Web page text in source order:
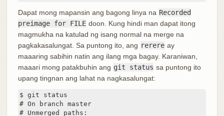
Dapat mong mapansin ang bagong linya na Recorded
preimage for FILE doon. Kung hindi man dapat itong
magmukha na katulad ng isang normal na merge na
pagkakasalungat. Sa puntong ito, ang rerere ay
maaaring sabihin natin ang ilang mga bagay. Karaniwan,
maaari mong patakbuhin ang git status sa puntong ito
upang tingnan ang lahat na nagkasalungat:
$ git status
# On branch master
# Unmerged paths: